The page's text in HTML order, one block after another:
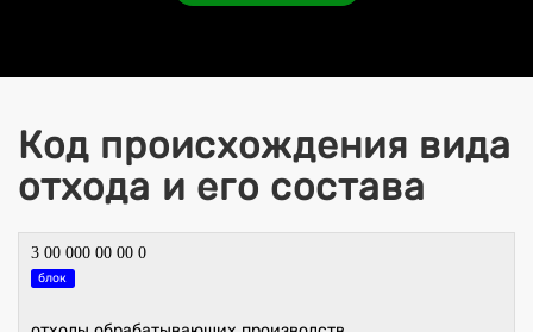
Код происхождения вида
отхода и его состава
3 00 000 00 00 0
блок